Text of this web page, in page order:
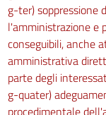
g-ter) soppressione
l'amministrazione e
conseguibili, anche
amministrativa
parte degli
g-quater)
procedimentale